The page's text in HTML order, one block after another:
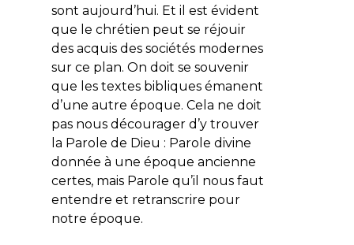
sont aujourd’hui. Et il est évident
que le chrétien peut se réjouir
des acquis des sociétés modernes
sur ce plan. On doit se souvenir
que les textes bibliques émanent
d’une autre époque. Cela ne doit
pas nous décourager d’y trouver
la Parole de Dieu : Parole divine
donnée à une époque ancienne
certes, mais Parole qu’il nous faut
entendre et retranscrire pour
notre époque.